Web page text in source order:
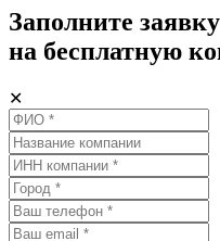
Заполните заявку
на бесплатную
✕